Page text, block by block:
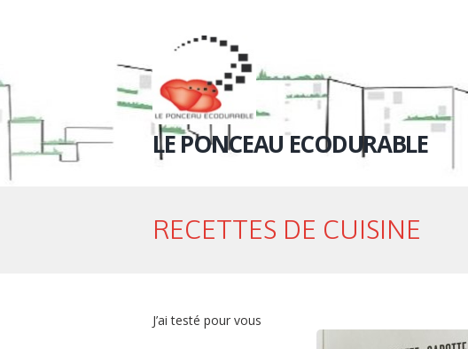
LE PONCEAU ECODURABLE
RECETTES DE CUISINE
J’ai testé pour vous